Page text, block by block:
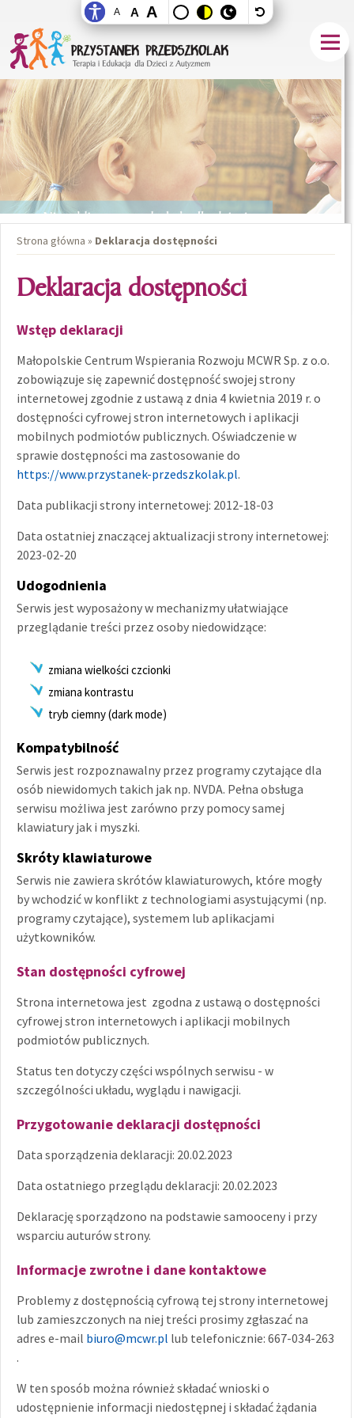
A A A
Strona główna » Deklaracja dostępności
Deklaracja dostępności
Wstęp deklaracji
Małopolskie Centrum Wspierania Rozwoju MCWR Sp. z o.o.
zobowiązuje się zapewnić dostępność swojej strony
internetowej zgodnie z ustawą z dnia 4 kwietnia 2019 r. o
dostępności cyfrowej stron internetowych i aplikacji
mobilnych podmiotów publicznych. Oświadczenie w
sprawie dostępności ma zastosowanie do
https://www.przystanek-przedszkolak.pl.
Data publikacji strony internetowej: 2012-18-03
Data ostatniej znaczącej aktualizacji strony internetowej:
2023-02-20
Udogodnienia
Serwis jest wyposażony w mechanizmy ułatwiające
przeglądanie treści przez osoby niedowidzące:
zmiana wielkości czcionki
zmiana kontrastu
tryb ciemny (dark mode)
Kompatybilność
Serwis jest rozpoznawalny przez programy czytające dla
osób niewidomych takich jak np. NVDA. Pełna obsługa
serwisu możliwa jest zarówno przy pomocy samej
klawiatury jak i myszki.
Skróty klawiaturowe
Serwis nie zawiera skrótów klawiaturowych, które mogły
by wchodzić w konflikt z technologiami asystującymi (np.
programy czytające), systemem lub aplikacjami
użytkowników.
Stan dostępności cyfrowej
Strona internetowa jest zgodna z ustawą o dostępności
cyfrowej stron internetowych i aplikacji mobilnych
podmiotów publicznych.
Status ten dotyczy części wspólnych serwisu - w
szczególności układu, wyglądu i nawigacji.
Przygotowanie deklaracji dostępności
Data sporządzenia deklaracji: 20.02.2023
Data ostatniego przeglądu deklaracji: 20.02.2023
Deklarację sporządzono na podstawie samooceny i przy
wsparciu auturów strony.
Informacje zwrotne i dane kontaktowe
Problemy z dostępnością cyfrową tej strony internetowej
lub zamieszczonych na niej treści prosimy zgłaszać na
adres e-mail biuro@mcwr.pl lub telefonicznie: 667-034-263
.
W ten sposób można również składać wnioski o
udostępnienie informacji niedostępnej i składać żądania